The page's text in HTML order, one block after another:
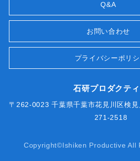
Q&A
お問い合わせ
プライバシーポリ
石研プロダクテ
〒262-0023 千葉県千葉市花見川区検
271-2518
Copyright©Ishiken Productive All